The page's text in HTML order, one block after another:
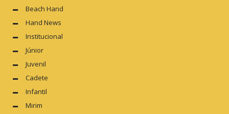
Beach Hand
Hand News
Institucional
Júnior
Juvenil
Cadete
Infantil
Mirim